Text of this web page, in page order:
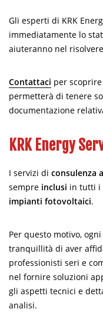
Gli esperti di KRK
immediatamente lo
aiuteranno nel
Contattaci per
permetterà di tenere
documentazione
KRK Energy
I servizi di consulenza
sempre inclusi in tutti i
impianti fotovoltaici.
Per questo motivo,
tranquillità di aver
professionisti seri e
nel fornire soluzioni
gli aspetti tecnici e
analisi.